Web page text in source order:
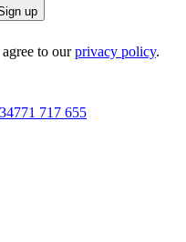
up
to ourprivacy policy.
717 655